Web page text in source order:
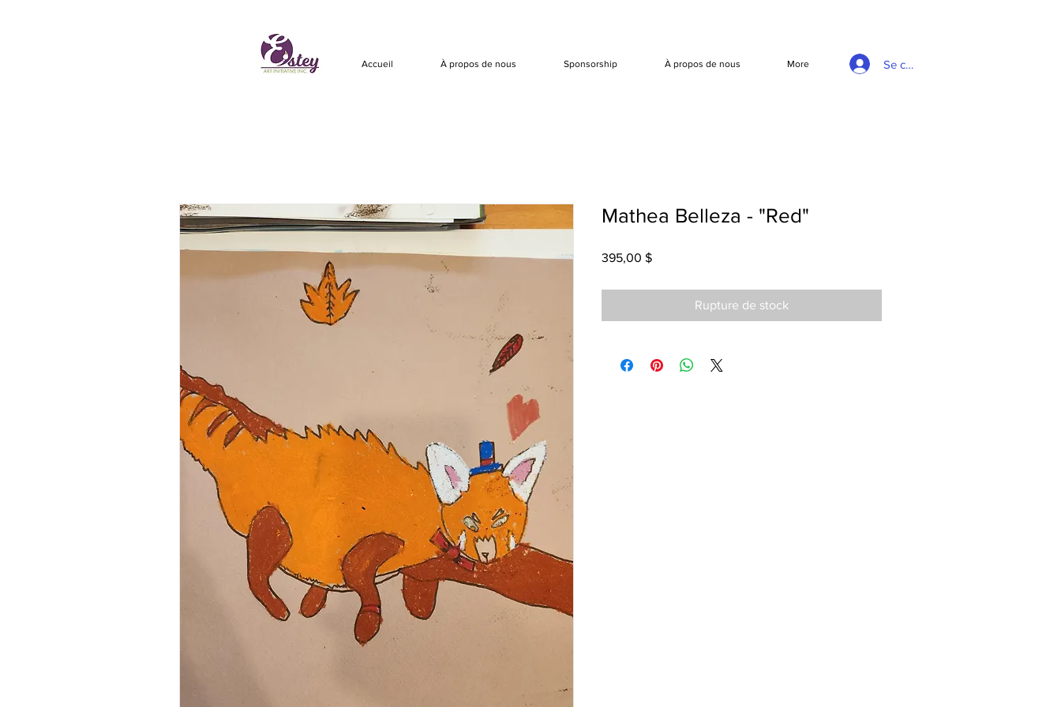
Accueil À propos de nous Sponsorship À propos de nous More Se connecter
Mathea Belleza - "Red"
395,00 $Prix
Rupture de stock